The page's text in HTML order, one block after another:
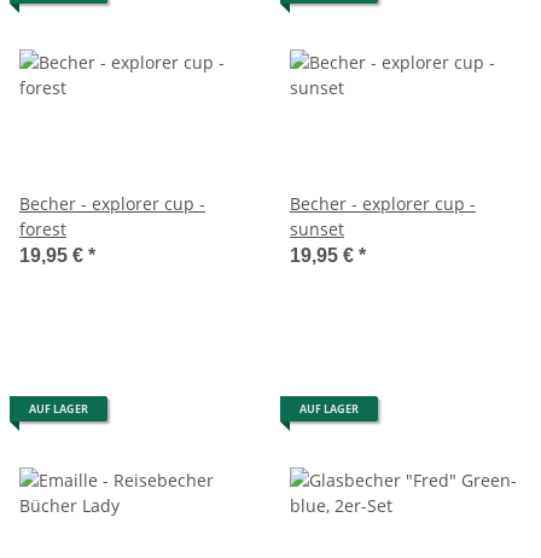
Becher - explorer cup -
forest
19,95 € *
Becher - explorer cup -
sunset
19,95 € *
AUF LAGER AUF LAGER